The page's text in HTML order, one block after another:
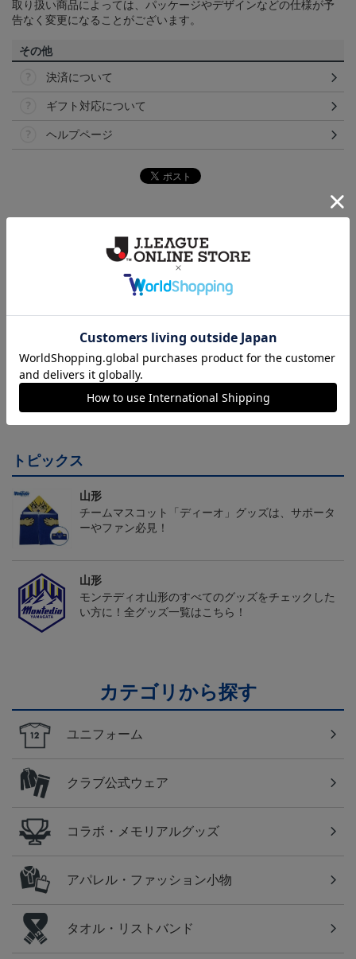
取り扱い商品によっては、パッケージやデザインなどの仕様が予
告なく変更になることがございます。
その他
決済について
ギフト対応について
ヘルプページ
26/27オーセンティックユ
ニフォーム半袖（FP1st）
18,700円～23,760円
26/27オーセンティックユ
ニフォーム長袖（FP2n
d）
19,800円～24,860円
26/27オーセンティックユ
ニフォーム半袖（FP2n
d）
18,700円～23,760円
トピックス
山形
チームマスコット「ディーオ」グッズは、サポータ
ーやファン必見！
山形
モンテディオ山形のすべてのグッズをチェックした
い方に！全グッズ一覧はこちら！
カテゴリから探す
ユニフォーム
クラブ公式ウェア
コラボ・メモリアルグッズ
アパレル・ファッション小物
タオル・リストバンド